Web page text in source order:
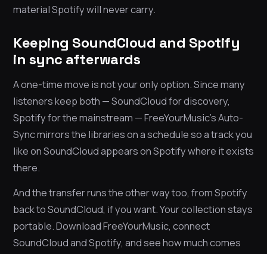
material Spotify will never carry.
Keeping SoundCloud and Spotify
in sync afterwards
A one-time move is not your only option. Since many
listeners keep both — SoundCloud for discovery,
Spotify for the mainstream — FreeYourMusic’s Auto-
Sync mirrors the libraries on a schedule so a track you
like on SoundCloud appears on Spotify where it exists
there.
And the transfer runs the other way too, from Spotify
back to SoundCloud, if you want. Your collection stays
portable. Download FreeYourMusic, connect
SoundCloud and Spotify, and see how much comes